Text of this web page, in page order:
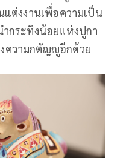
แต่งงานเพื่อความเป็น
กระทิงน้อยแห่งปูกา
วามกตัญญูอีกด้วย